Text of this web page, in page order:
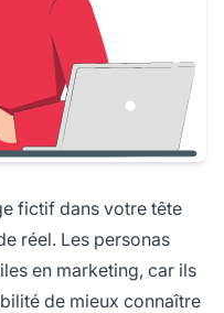
fictif dans votre tête
réel. Les personas
en marketing, car ils
de mieux connaître